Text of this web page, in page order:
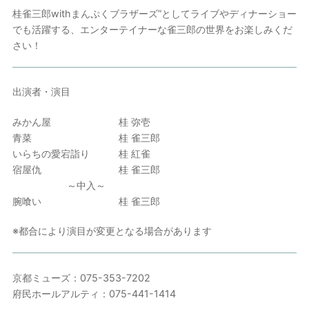
桂雀三郎withまんぷくブラザーズ”としてライブやディナーショー
でも活躍する、エンターテイナーな雀三郎の世界をお楽しみくだ
さい！
出演者・演目
みかん屋 桂 弥壱
青菜 桂 雀三郎
いらちの愛宕詣り 桂 紅雀
宿屋仇 桂 雀三郎
～中入～
腕喰い 桂 雀三郎
※都合により演目が変更となる場合があります
京都ミューズ：075-353-7202
府民ホールアルティ：075-441-1414